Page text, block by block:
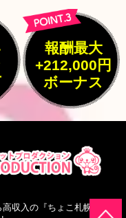
報酬最大
+212,000円
ボーナス
収入の『ちょこ札幌』
All